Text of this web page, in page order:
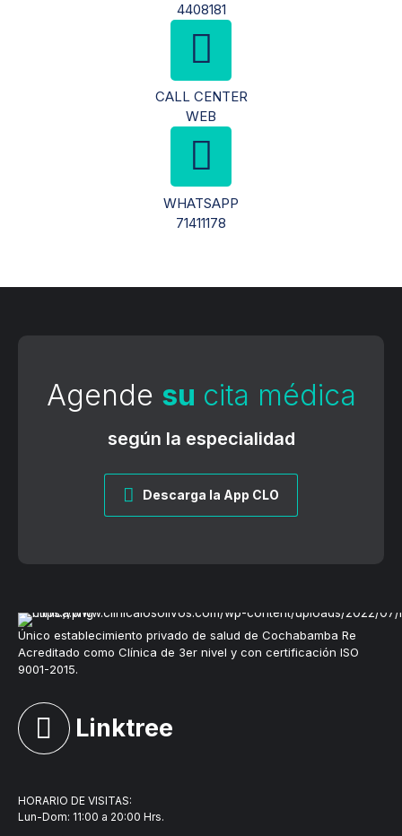
4408181
CALL CENTER
WEB
WHATSAPP
71411178
Agende su cita médica
según la especialidad
Descarga la App CLO
Único establecimiento privado de salud de Cochabamba Re
Acreditado como Clínica de 3er nivel y con certificación ISO
9001-2015.
Linktree
HORARIO DE VISITAS:
Lun-Dom: 11:00 a 20:00 Hrs.